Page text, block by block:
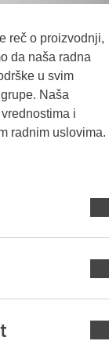
reč o proizvodnji,
da naša radna
u svim
Naša
i
radnim uslovima.
između